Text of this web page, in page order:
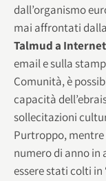
dall’organismo
mai affrontati
Talmud a Internet
email e sulla
Comunità, è
capacità
sollecitazioni
Purtroppo, mentre
numero di anno in
essere stati colti in